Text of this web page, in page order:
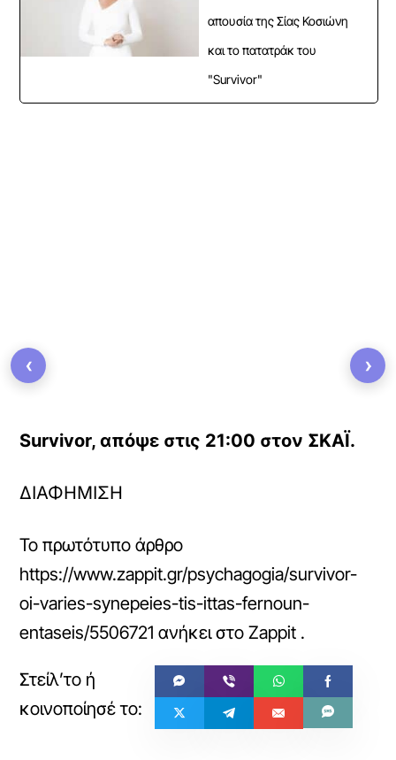
απουσία της Σίας Κοσιώνη
και το πατατράκ του
"Survivor"
Survivor, απόψε στις 21:00 στον ΣΚΑΪ.
ΔΙΑΦΗΜΙΣΗ
Το πρωτότυπο άρθρο
https://www.zappit.gr/psychagogia/survivor-
oi-varies-synepeies-tis-ittas-fernoun-
entaseis/5506721 ανήκει στοZappit .
‹ ›